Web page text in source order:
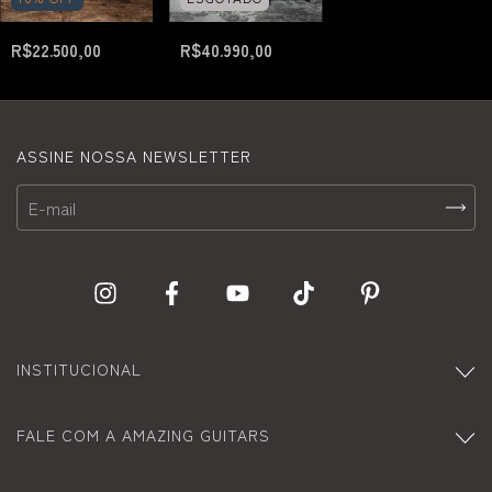
R$22.500,00 R$40.990,00
ASSINE NOSSA NEWSLETTER
INSTITUCIONAL
FALE COM A AMAZING GUITARS